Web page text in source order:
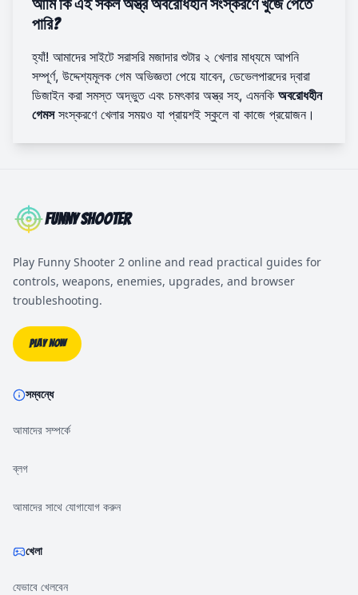
আমি কি এই সকল অস্ত্র অবরোধহীন সংস্করণে খুঁজে পেতে
পারি?
হ্যাঁ! আমাদের সাইটেসরাসরি মজাদার শুটার ২ খেলার মাধ্যমে আপনি
সম্পূর্ণ, উদ্দেশ্যমূলক গেম অভিজ্ঞতা পেয়ে যাবেন, ডেভেলপারদের দ্বারা
ডিজাইন করা সমস্ত অদ্ভুত এবং চমৎকার অস্ত্র সহ, এমনকি অবরোধহীন
গেমসসংস্করণে খেলার সময়ও যা প্রায়শই স্কুলে বা কাজে প্রয়োজন।
Funny Shooter
Play Funny Shooter 2 online and read practical guides for
controls, weapons, enemies, upgrades, and browser
troubleshooting.
Play Now
সম্বন্ধে
আমাদের সম্পর্কে
ব্লগ
আমাদের সাথে যোগাযোগ করুন
খেলা
যেভাবে খেলবেন